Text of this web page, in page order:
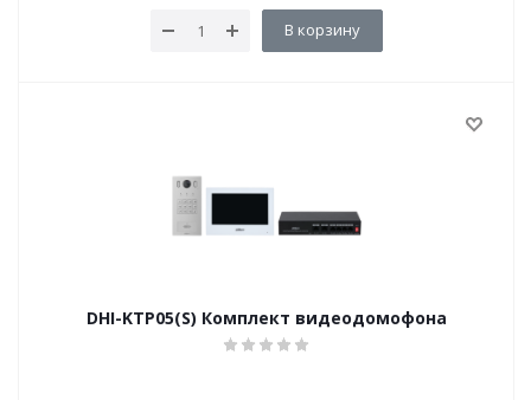
В корзину
DHI-KTP05(S) Комплект видеодомофона